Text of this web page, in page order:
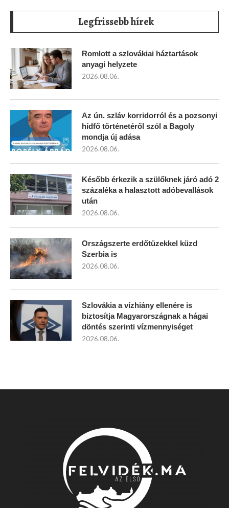
Legfrissebb hírek
Romlott a szlovákiai háztartások
anyagi helyzete
2026.08.06.
Az ún. szláv korridorról és a pozsonyi
hídfő történetéről szól a Bagoly
mondja új adása
2026.08.06.
Később érkezik a szülőknek járó adó 2
százaléka a halasztott adóbevallások
után
2026.08.06.
Országszerte erdőtüzekkel küzd
Szerbia is
2026.08.06.
Szlovákia a vízhiány ellenére is
biztosítja Magyarországnak a hágai
döntés szerinti vízmennyiséget
2026.08.06.